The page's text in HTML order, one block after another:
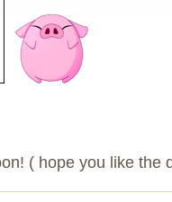
( hope you like the